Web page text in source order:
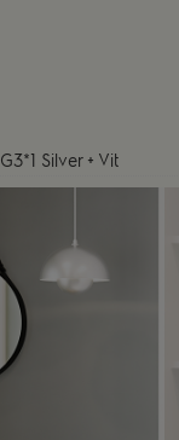
G3*1 Silver + Vit